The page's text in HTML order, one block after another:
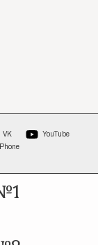
VK
YouTube
Phone